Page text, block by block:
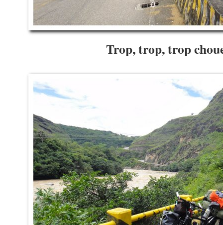
Trop, trop, trop